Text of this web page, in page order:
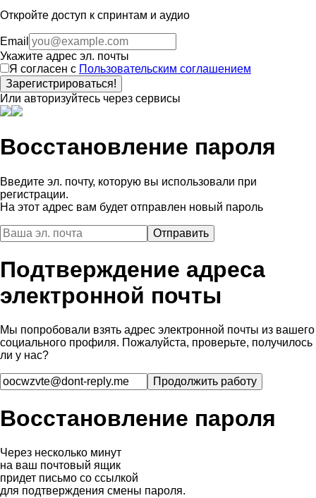
Откройте доступ к спринтам и аудио
Email
Укажите адрес эл. почты
Я согласен с Пользовательским соглашением
Зарегистрироваться!
Или авторизуйтесь через сервисы
Восстановление пароля
Введите эл. почту, которую вы использовали при
регистрации.
На этот адрес вам будет отправлен новый пароль
Подтверждение адреса
электронной почты
Мы попробовали взять адрес электронной почты из вашего
социального профиля. Пожалуйста, проверьте, получилось
ли у нас?
Восстановление пароля
Через несколько минут
на ваш почтовый ящик
придет письмо со ссылкой
для подтверждения смены пароля.